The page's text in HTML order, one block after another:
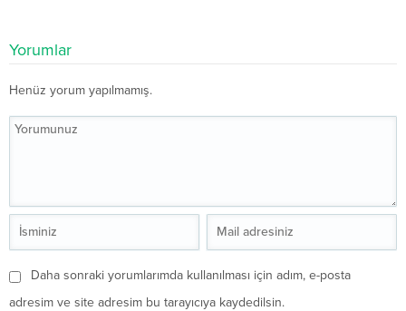
Yorumlar
Henüz yorum yapılmamış.
Daha sonraki yorumlarımda kullanılması için adım, e-posta
adresim ve site adresim bu tarayıcıya kaydedilsin.